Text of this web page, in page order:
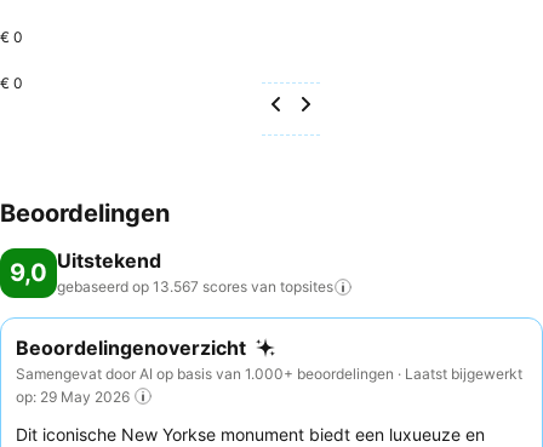
€ 0
€ 0
Beoordelingen
9,0 Uitstekend
gebaseerd op 13.567 scores van topsites
Beoordelingenoverzicht
Samengevat door AI op basis van 1.000+ beoordelingen · Laatst bijgewerkt
op: 29 May 2026
Dit iconische New Yorkse monument biedt een luxueuze en